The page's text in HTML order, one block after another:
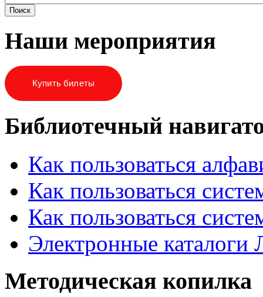
Наши мероприятия
Купить билеты
Библиотечный
Как пользоваться
Как пользоваться
Как пользоваться
Электронные
Методическая копилка